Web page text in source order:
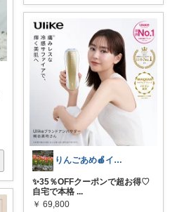
りんごあめ🍎インテリア雑貨🫧🌿
✨35％OFFクーポンで超お得♡
自宅で本格 ...
￥ 69,800